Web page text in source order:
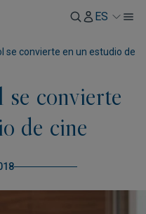
ES
se convierte en un estudio de
convierte
de cine